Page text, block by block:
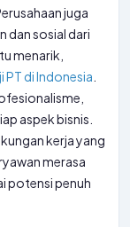
juga
dan sosial dari
menarik,
PT di Indonesia
aspek bisnis.
kerja yang
merasa
potensi penuh